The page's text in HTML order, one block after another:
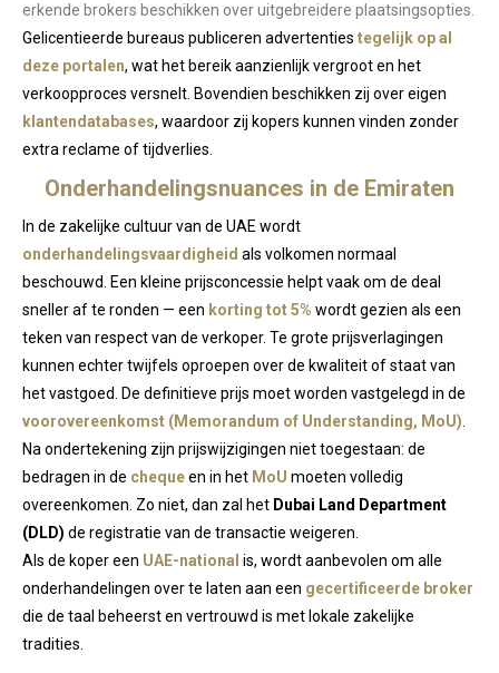
erkende brokers beschikken over uitgebreidere plaatsingsopties.
Gelicentieerde bureaus publiceren advertenties tegelijk op al
deze portalen, wat het bereik aanzienlijk vergroot en het
verkoopproces versnelt. Bovendien beschikken zij over eigen
klantendatabases, waardoor zij kopers kunnen vinden zonder
extra reclame of tijdverlies.
Onderhandelingsnuances in de Emiraten
In de zakelijke cultuur van de UAE wordt
onderhandelingsvaardigheid als volkomen normaal
beschouwd. Een kleine prijsconcessie helpt vaak om de deal
sneller af te ronden — een korting tot 5% wordt gezien als een
teken van respect van de verkoper. Te grote prijsverlagingen
kunnen echter twijfels oproepen over de kwaliteit of staat van
het vastgoed. De definitieve prijs moet worden vastgelegd in de
voorovereenkomst (Memorandum of Understanding, MoU).
Na ondertekening zijn prijswijzigingen niet toegestaan: de
bedragen in de chequeen in het MoU moeten volledig
overeenkomen. Zo niet, dan zal het Dubai Land Department
(DLD) de registratie van de transactie weigeren.
Als de koper een UAE-national is, wordt aanbevolen om alle
onderhandelingen over te laten aan een gecertificeerde broker
die de taal beheerst en vertrouwd is met lokale zakelijke
tradities.